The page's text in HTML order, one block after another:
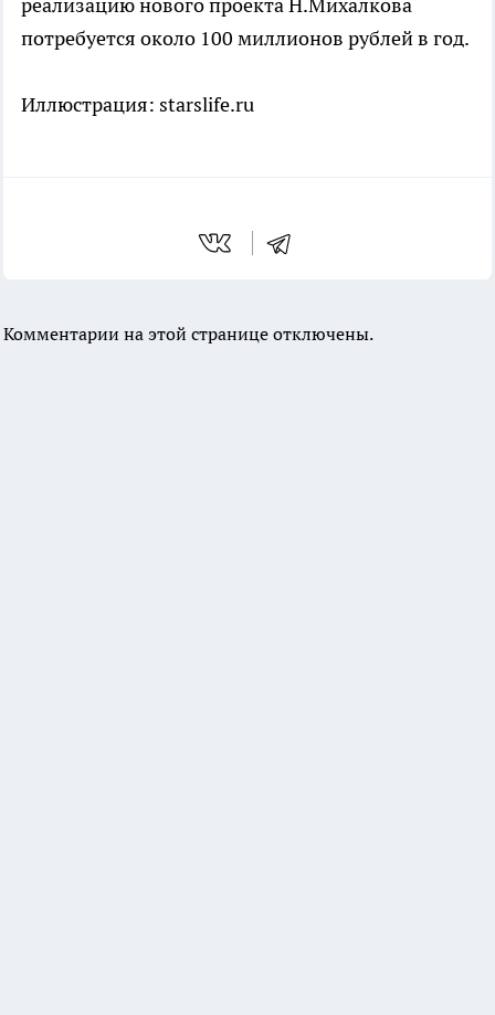
реализацию нового проекта Н.Михалкова
потребуется около 100 миллионов рублей в год.
Иллюстрация: starslife.ru
Комментарии на этой странице отключены.